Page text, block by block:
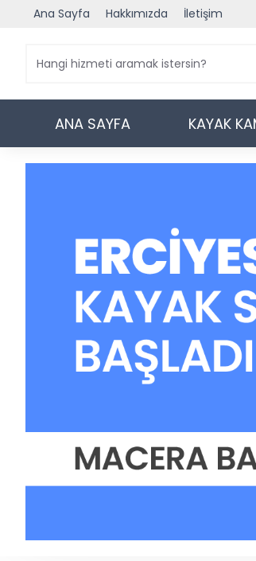
Ana Sayfa Hakkımızda İletişim
ANA SAYFA KAYAK